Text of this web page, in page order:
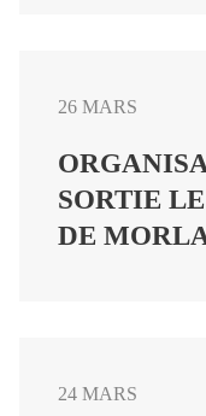
26 MARS
SORTIE
DE
24 MARS